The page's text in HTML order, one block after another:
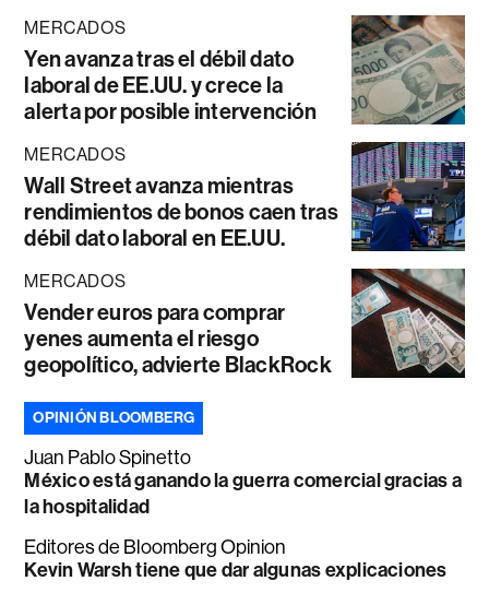
MERCADOS
Yen avanza tras el débil dato
laboral de EE.UU. y crece la
alerta por posible intervención
MERCADOS
Wall Street avanza mientras
rendimientos de bonos caen tras
débil dato laboral en EE.UU.
MERCADOS
Vender euros para comprar
yenes aumenta el riesgo
geopolítico, advierte BlackRock
OPINIÓN BLOOMBERG
Juan Pablo Spinetto
México está ganando la guerra comercial gracias a
la hospitalidad
Editores de Bloomberg Opinion
Kevin Warsh tiene que dar algunas explicaciones